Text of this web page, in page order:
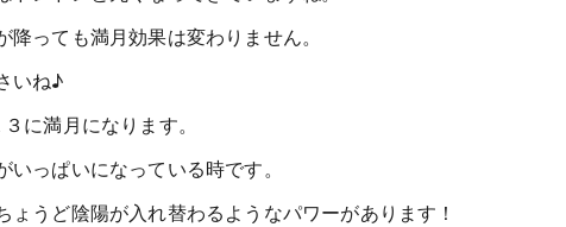
っても満月効果は変わりません。
いね♪
に満月になります。
っぱいになっている時です。
うど陰陽が入れ替わるようなパワーがあります！